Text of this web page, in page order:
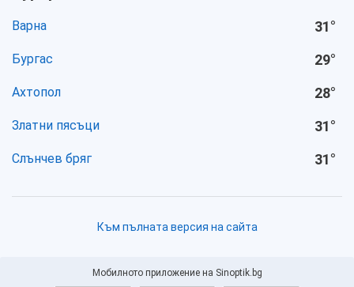
Варна 31°
Бургас 29°
Ахтопол 28°
Златни пясъци 31°
Слънчев бряг 31°
Към пълната версия на сайта
Мобилното приложение на Sinoptik.bg